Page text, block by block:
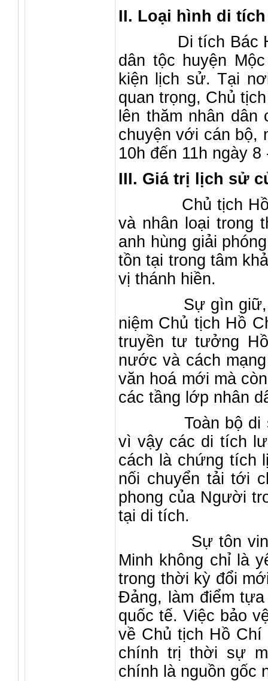
II. Loại hình di tích
Di tích Bác Hồ
dân tộc huyện
kiện lịch sử. Tại
quan trọng, Chủ
lên thăm nhân
chuyện với cán bộ,
10h đến 11h ngày 8
III. Giá trị lịch sử
Chủ tịch Hồ
và nhân loại trong
anh hùng giải
tồn tại trong tâm
vị thánh hiền.
Sự gìn giữ,
niệm Chủ tịch Hồ
truyền tư tưởng
nước và cách
văn hoá mới mà
các tầng lớp nhân
Toàn bộ di sản
vì vậy các di tích
cách là chứng tích
nối chuyển tải tới
phong của Người
tại di tích.
Sự tôn vinh
Minh không chỉ là
trong thời kỳ đổi
Đảng, làm điểm
quốc tế. Việc bảo
về Chủ tịch Hồ Chí
chính trị thời sự
chính là nguồn gốc